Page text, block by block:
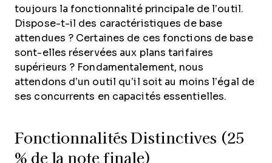
toujours la fonctionnalité principale de l’outil.
Dispose-t-il des caractéristiques de base
attendues ? Certaines de ces fonctions de base
sont-elles réservées aux plans tarifaires
supérieurs ? Fondamentalement, nous
attendons d’un outil qu’il soit au moins l’égal de
ses concurrents en capacités essentielles.
Fonctionnalités Distinctives (25
% de la note finale)